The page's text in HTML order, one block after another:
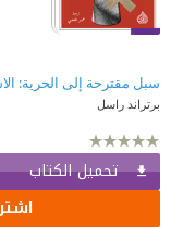
برتراند راسل
تحميل الكتاب